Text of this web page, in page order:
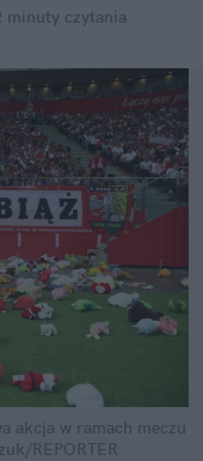
minuty czytania
akcja w ramach meczu
REPORTER